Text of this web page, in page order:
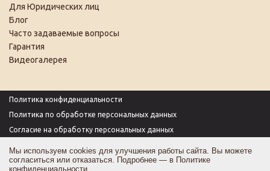
Для Юридических лиц
Блог
Часто задаваемые вопросы
Гарантия
Видеогалерея
Политика конфиденциальности
Политика по обработке персональных данных
Согласие на обработку персональных данных
Согласие на получение рекламы
Мы используем cookies для улучшения работы сайта. Вы можете
согласиться или отказаться. Подробнее — в Политике
конфиденциальности